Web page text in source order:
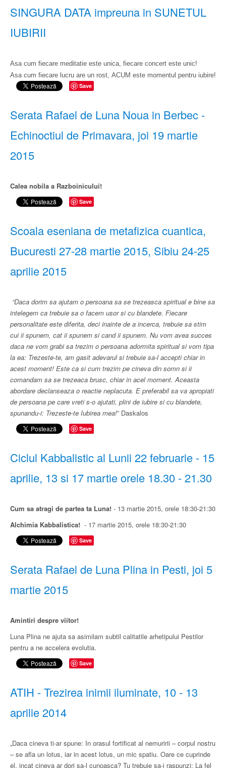
SINGURA DATA impreuna in SUNETUL
IUBIRII
Asa cum fiecare meditatie este unica​,​ fiecare concert este unic!
Asa cum fiecare lucru are un rost​,​ ACUM este momentul pentru iubire!
Save
Serata Rafael de Luna Noua in Berbec -
Echinoctiul de Primavara, joi 19 martie
2015
Calea nobila a Razboinicului!
Save
Scoala eseniana de metafizica cuantica,
Bucuresti 27-28 martie 2015, Sibiu 24-25
aprilie 2015
“Daca dorim sa ajutam o persoana sa se trezeasca spiritual e bine sa
intelegem ca trebuie sa o facem usor si cu blandete. Fiecare
personalitate este diferita, deci inainte de a incerca, trebuie sa stim
cui ii spunem, cat ii spunem si cand ii spunem. Nu vom avea succes
daca ne vom grabi sa trezim o persoana adormita spiritual si vom tipa
la ea: Trezeste-te, am gasit adevarul si trebuie sa-l accepti chiar in
acest moment! Este ca si cum trezim pe cineva din somn si ii
comandam sa se trezeaca brusc, chiar in acel moment. Aceasta
abordare declanseaza o reactie neplacuta. E preferabil sa va apropiati
de persoana pe care vreti s-o ajutati, plini de iubire si cu blandete,
spunandu-i: Trezeste-te Iubirea mea!” Daskalos
Save
Ciclul Kabbalistic al Lunii 22 februarie - 15
aprilie, 13 si 17 martie orele 18.30 - 21.30
Cum sa atragi de partea ta Luna! - 13 martie 2015, orele 18:30-21:30
Alchimia Kabbalistica! - 17 martie 2015, orele 18:30-21:30
Save
Serata Rafael de Luna Plina in Pesti, joi 5
martie 2015
Amintiri despre viitor!
Luna Plina ne ajuta sa asimilam subtil calitatile arhetipului Pestilor
pentru a ne accelera evolutia.
Save
ATIH - Trezirea inimii iluminate, 10 - 13
aprilie 2014
„Daca cineva ti-ar spune: In orasul fortificat al nemuririi – corpul nostru
– se afla un lotus, iar in acest lotus, un mic spatiu. Oare ce cuprinde
el, incat cineva ar dori sa-l cunoasca? Tu trebuie sa-i raspunzi: La fel